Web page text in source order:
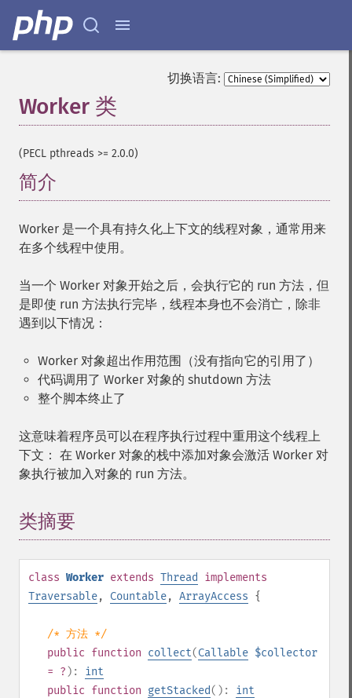
切换语言:
Worker 类
(PECL pthreads >= 2.0.0)
简介
Worker 是一个具有持久化上下文的线程对象，通常用来
在多个线程中使用。
当一个 Worker 对象开始之后，会执行它的 run 方法，但
是即使 run 方法执行完毕，线程本身也不会消亡，除非
遇到以下情况：
Worker 对象超出作用范围（没有指向它的引用了）
代码调用了 Worker 对象的 shutdown 方法
整个脚本终止了
这意味着程序员可以在程序执行过程中重用这个线程上
下文： 在 Worker 对象的栈中添加对象会激活 Worker 对
象执行被加入对象的 run 方法。
类摘要
class Worker extends Thread
implements
Traversable, Countable, ArrayAccess {
/* 方法 */
public function collect(Callable $collector
= ? ): int
public function getStacked(): int